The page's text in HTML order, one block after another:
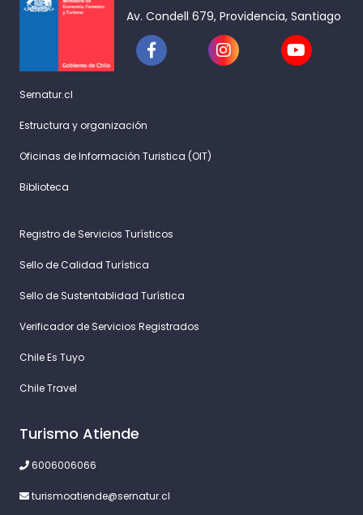
Av. Condell 679, Providencia, Santiago
Sernatur.cl
Estructura y organización
Oficinas de Información Turistica (OIT)
Biblioteca
Registro de Servicios Turísticos
Sello de Calidad Turística
Sello de Sustentablidad Turística
Verificador de Servicios Registrados
Chile Es Tuyo
Chile Travel
Turismo Atiende
6006006066
turismoatiende@sernatur.cl